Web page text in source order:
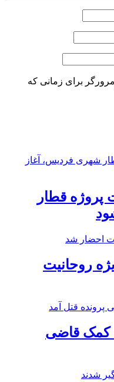
برای زمانی که
پروژه قطار
روحانیت
کمک قاضی